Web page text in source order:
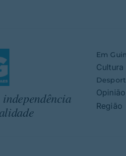
Em
Cultura
Opinião
Região